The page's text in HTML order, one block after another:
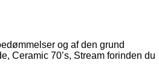
og af den grund
Ceramic 70’s, Stream forinden du